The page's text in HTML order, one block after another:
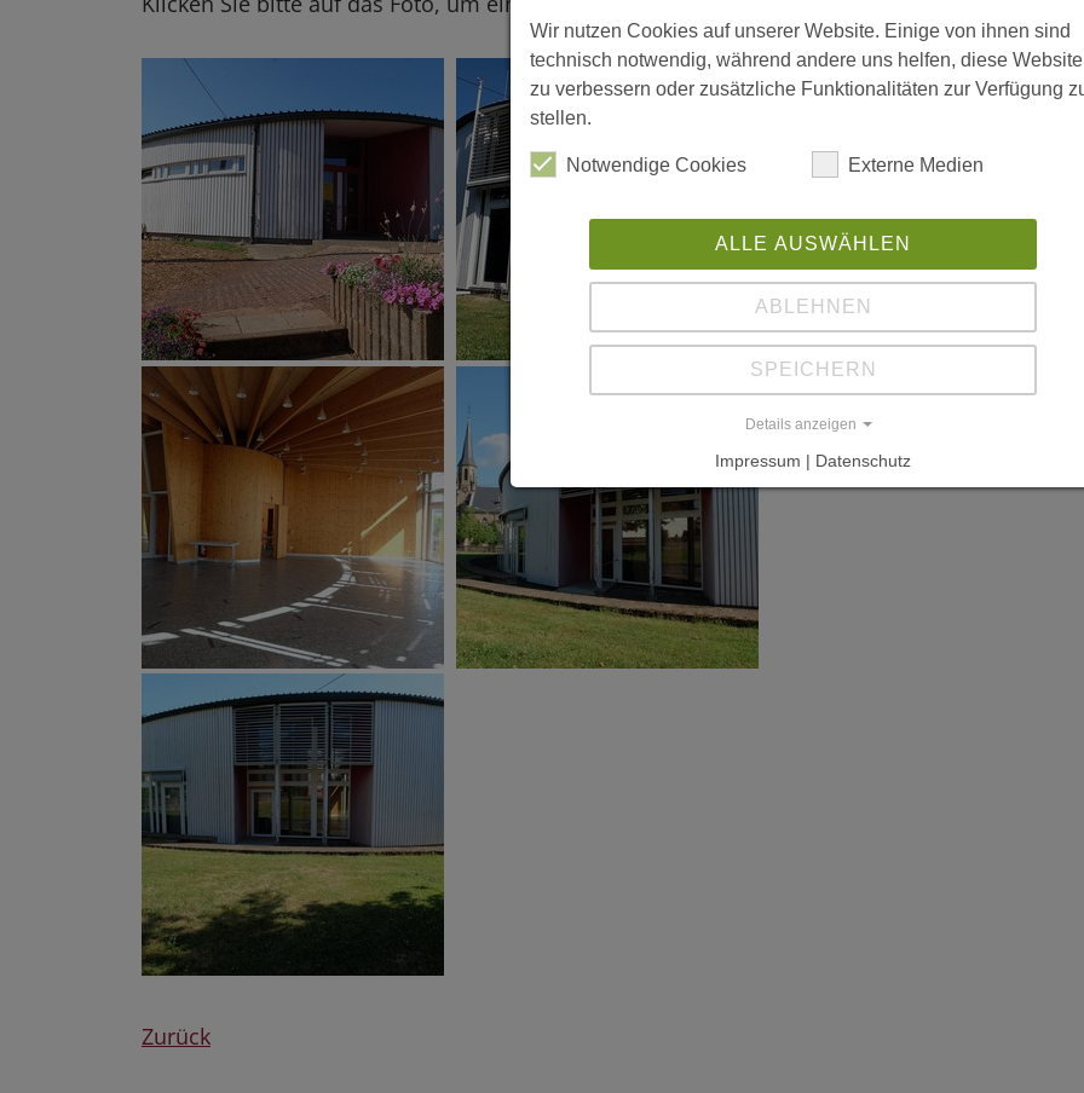
Zurück
Wir nutzen Cookies auf unserer Website. Einige von ihnen sind
technisch notwendig, während andere uns helfen, diese Website
zu verbessern oder zusätzliche Funktionalitäten zur Verfügung
stellen.
Notwendige Cookies Externe Medien
ALLE AUSWÄHLEN
ABLEHNEN
SPEICHERN
Details anzeigen
Impressum | Datenschutz